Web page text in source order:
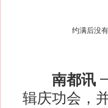
约满后没
南都讯
辑庆功会，